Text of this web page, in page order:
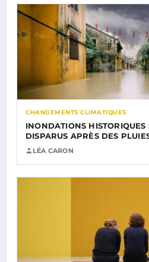
CHANGEMENTS CLIMATIQUES
INONDATIONS HISTORIQUES
DISPARUS APRÈS DES
LÉA CARON